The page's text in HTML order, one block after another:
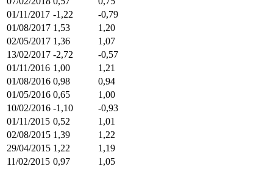
01/11/2017 -1,22
-0,79
01/08/2017 1,53
1,20
02/05/2017 1,36
1,07
13/02/2017 -2,72
-0,57
01/11/2016 1,00
1,21
01/08/2016 0,98
0,94
01/05/2016 0,65
1,00
10/02/2016 -1,10
-0,93
01/11/2015 0,52
1,01
02/08/2015 1,39
1,22
29/04/2015 1,22
1,19
11/02/2015 0,97
1,05